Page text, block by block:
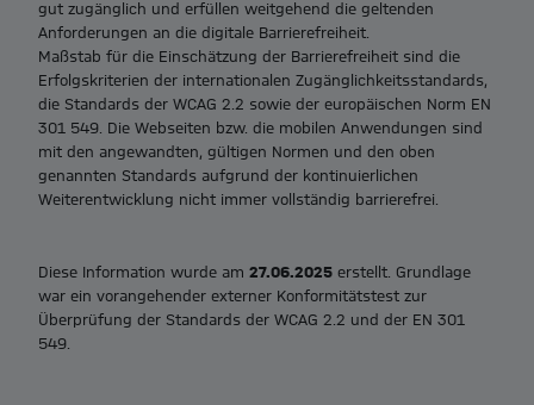
gut zugänglich und erfüllen weitgehend die geltenden
Anforderungen an die digitale Barrierefreiheit.
Maßstab für die Einschätzung der Barrierefreiheit sind die
Erfolgskriterien der internationalen Zugänglichkeitsstandards,
die Standards der WCAG 2.2 sowie der europäischen Norm EN
301 549. Die Webseiten bzw. die mobilen Anwendungen sind
mit den angewandten, gültigen Normen und den oben
genannten Standards aufgrund der kontinuierlichen
Weiterentwicklung nicht immer vollständig barrierefrei.
Diese Information wurde am 27.06.2025 erstellt. Grundlage
war ein vorangehender externer Konformitätstest zur
Überprüfung der Standards der WCAG 2.2 und der EN 301
549.